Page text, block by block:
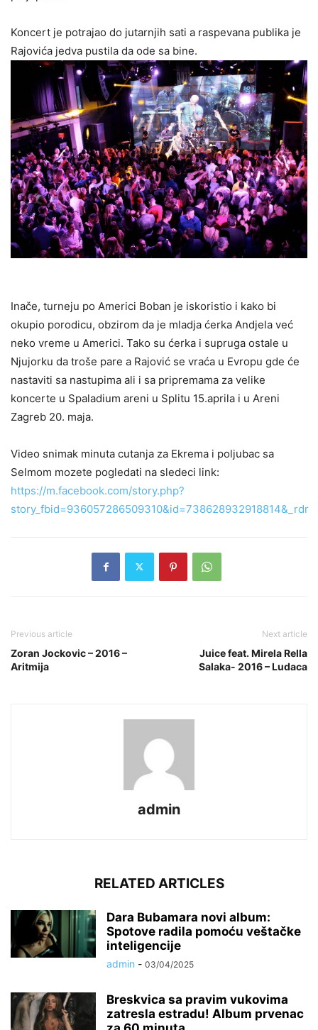
Koncert je potrajao do jutarnjih sati a raspevana publika je
Rajovića jedva pustila da ode sa bine.
Inače, turneju po Americi Boban je iskoristio i kako bi
okupio porodicu, obzirom da je mladja ćerka Andjela već
neko vreme u Americi. Tako su ćerka i supruga ostale u
Njujorku da troše pare a Rajović se vraća u Evropu gde će
nastaviti sa nastupima ali i sa pripremama za velike
koncerte u Spaladium areni u Splitu 15.aprila i u Areni
Zagreb 20. maja.
Video snimak minuta cutanja za Ekrema i poljubac sa
Selmom mozete pogledati na sledeci link:
https://m.facebook.com/story.php?
story_fbid=936057286509310&id=738628932918814&_rdr
Previous article
Zoran Jockovic – 2016 –
Aritmija
Next article
Juice feat. Mirela Rella
Salaka- 2016 – Ludaca
admin
RELATED ARTICLES
Dara Bubamara novi album:
Spotove radila pomoću veštačke
inteligencije
admin - 03/04/2025
Breskvica sa pravim vukovima
zatresla estradu! Album prvenac